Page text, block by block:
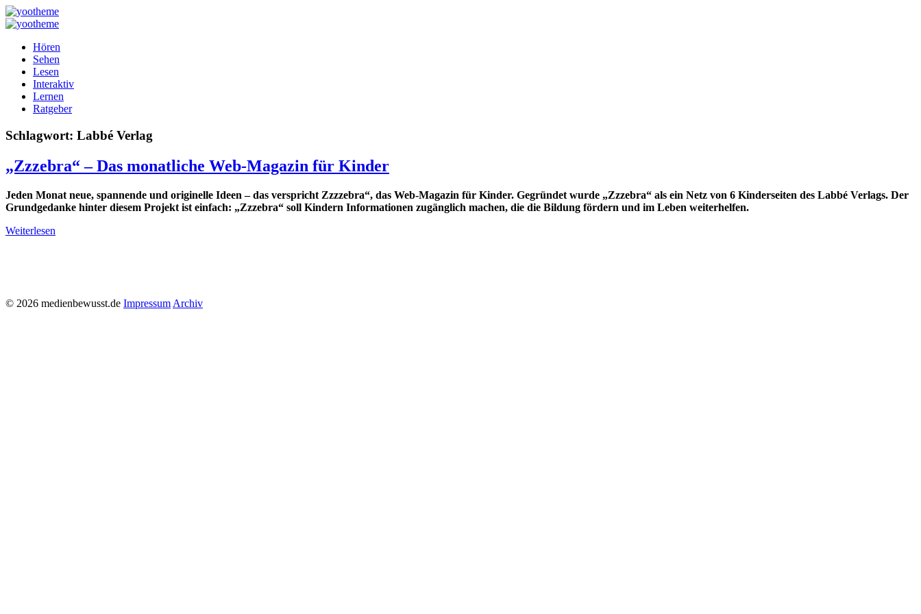
Hören
Sehen
Lesen
Interaktiv
Lernen
Ratgeber
Schlagwort: Labbé Verlag
„Zzzebra“ – Das monatliche Web-Magazin für Kinder
Jeden Monat neue, spannende und originelle Ideen – das verspricht Zzzzebra“, das Web-Magazin für Kinder. Gegründet wurde „Zzzebra“ als ein Netz von 6 Kinderseiten des Labbé Verlags. Der
Grundgedanke hinter diesem Projekt ist einfach: „Zzzebra“ soll Kindern Informationen zugänglich machen, die die Bildung fördern und im Leben weiterhelfen.
Weiterlesen
© 2026 medienbewusst.de Impressum Archiv